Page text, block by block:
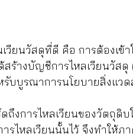
ยนวัสดุที่ดี คือ การต้องเข้า
ร้างบัญชีการไหลเวียนวัสดุ
รับบูรณาการนโยบายสิ่งแ
ถึงการไหลเวียนของวัตถุดิ
ไหลเวียนนั้นไว้ จึงทำให้ภ